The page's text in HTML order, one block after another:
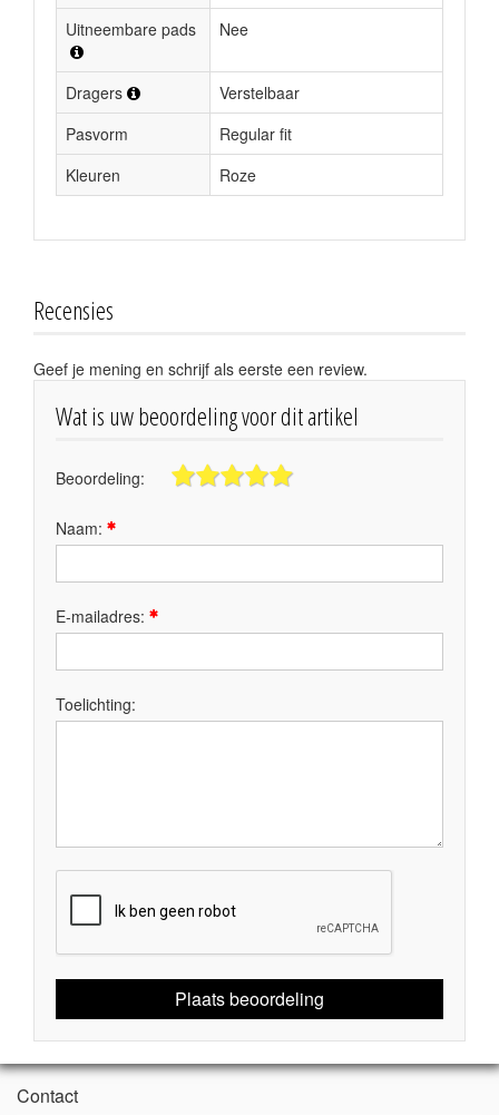
Uitneembare pads
Nee
Dragers
Verstelbaar
Pasvorm
Regular fit
Kleuren
Roze
Recensies
Geef je mening en schrijf als eerste een review.
Wat is uw beoordeling voor dit artikel
Beoordeling:
Naam:
E-mailadres:
Toelichting:
Plaats beoordeling
Contact